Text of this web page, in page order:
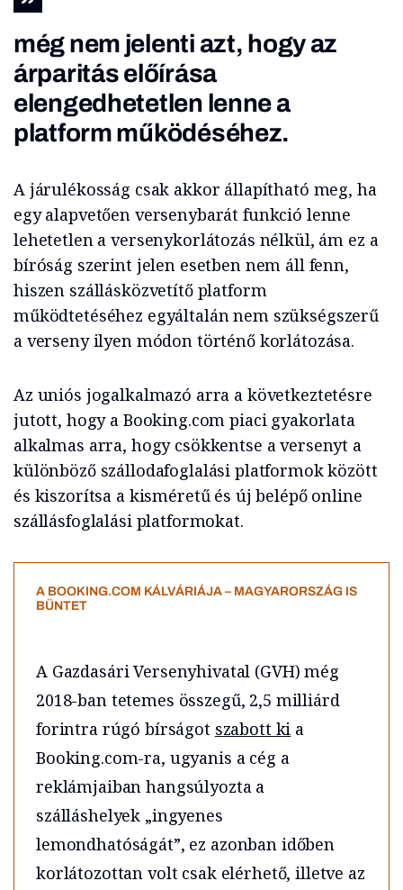
még nem jelenti azt, hogy az
árparitás előírása
elengedhetetlen lenne a
platform működéséhez.
A járulékosság csak akkor állapítható meg, ha
egy alapvetően versenybarát funkció lenne
lehetetlen a versenykorlátozás nélkül, ám ez a
bíróság szerint jelen esetben nem áll fenn,
hiszen szállásközvetítő platform
működtetéséhez egyáltalán nem szükségszerű
a verseny ilyen módon történő korlátozása.
Az uniós jogalkalmazó arra a következtetésre
jutott, hogy a Booking.com piaci gyakorlata
alkalmas arra, hogy csökkentse a versenyt a
különböző szállodafoglalási platformok között
és kiszorítsa a kisméretű és új belépő online
szállásfoglalási platformokat.
A BOOKING.COM KÁLVÁRIÁJA – MAGYARORSZÁG IS
BÜNTET
A Gazdasári Versenyhivatal (GVH) még
2018-ban tetemes összegű, 2,5 milliárd
forintra rúgó bírságot szabott ki a
Booking.com-ra, ugyanis a cég a
reklámjaiban hangsúlyozta a
szálláshelyek „ingyenes
lemondhatóságát”, ez azonban időben
korlátozottan volt csak elérhető, illetve az